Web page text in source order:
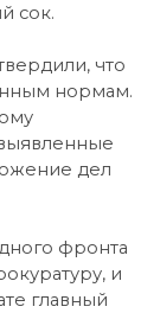
сок.
что
нормам.
дел
фронта
и
главный